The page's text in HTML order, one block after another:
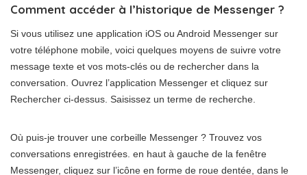
Comment accéder à l’historique de Messenger ?
Si vous utilisez une application iOS ou Android Messenger sur
votre téléphone mobile, voici quelques moyens de suivre votre
message texte et vos mots-clés ou de rechercher dans la
conversation. Ouvrez l’application Messenger et cliquez sur
Rechercher ci-dessus. Saisissez un terme de recherche.
Où puis-je trouver une corbeille Messenger ? Trouvez vos
conversations enregistrées. en haut à gauche de la fenêtre
Messenger, cliquez sur l’icône en forme de roue dentée, dans le